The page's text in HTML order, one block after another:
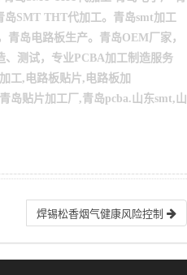
岛SMT THT代加工。青岛smt加工
岛电路板生产。青岛OEM厂家，
测试，专业PCBA加工制造服务
工,电路板贴片,电路板加
岛贴片加工厂,青岛pcba.山东smt,山
焊锡松香烟气健康风险控制